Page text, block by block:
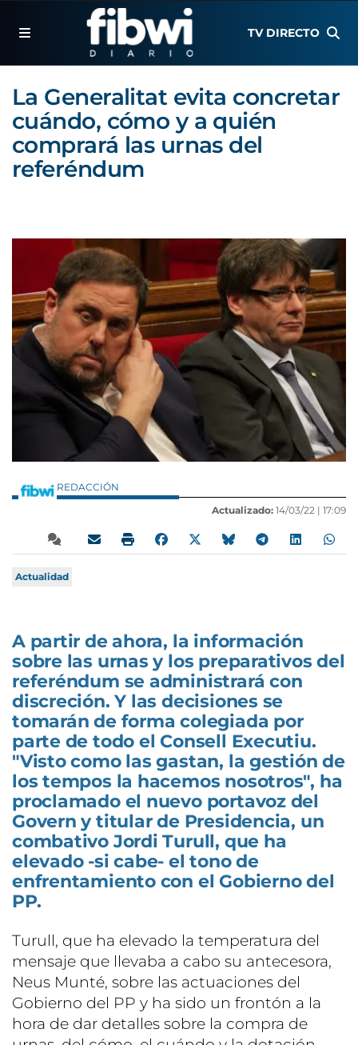
TV DIRECTO
La Generalitat evita concretar
cuándo, cómo y a quién
comprará las urnas del
referéndum
REDACCIÓN
Actualizado: 14/03/22 | 17:09
Actualidad
A partir de ahora, la información
sobre las urnas y los preparativos del
referéndum se administrará con
discreción. Y las decisiones se
tomarán de forma colegiada por
parte de todo el Consell Executiu.
"Visto como las gastan, la gestión de
los tempos la hacemos nosotros", ha
proclamado el nuevo portavoz del
Govern y titular de Presidencia, un
combativo Jordi Turull, que ha
elevado -si cabe- el tono de
enfrentamiento con el Gobierno del
PP.
Turull, que ha elevado la temperatura del
mensaje que llevaba a cabo su antecesora,
Neus Munté, sobre las actuaciones del
Gobierno del PP y ha sido un frontón a la
hora de dar detalles sobre la compra de